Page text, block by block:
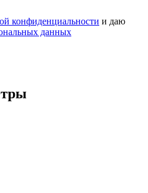
конфиденциальности и даю
данных